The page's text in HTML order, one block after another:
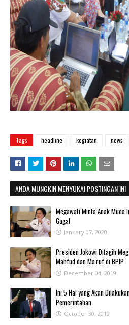
Tags headline kegiatan news
ANDA MUNGKIN MENYUKAI POSTINGAN INI
Megawati Minta Anak Muda
Gagal
January 07, 2020
Presiden Jokowi Ditagih
Mahfud dan Ma'ruf di BPIP
December 04, 2019
Ini 5 Hal yang Akan
Pemerintahan
October 30, 2019